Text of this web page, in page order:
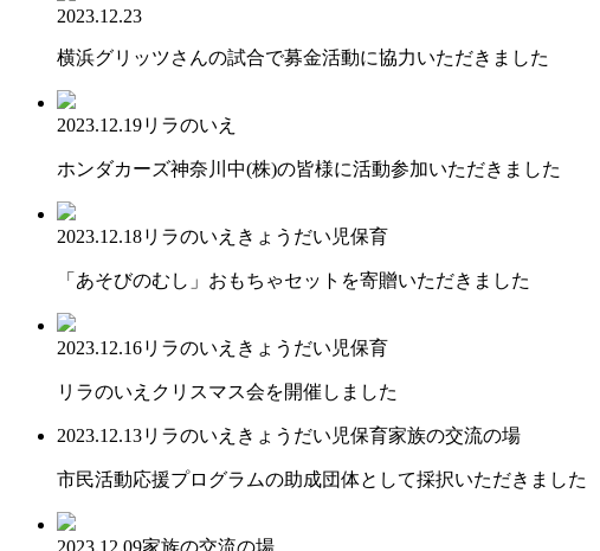
2023.12.23
横浜グリッツさんの試合で募金活動に協力いただきました
2023.12.19リラのいえ
ホンダカーズ神奈川中(株)の皆様に活動参加いただきました
2023.12.18リラのいえ きょうだい児保育
「あそびのむし」おもちゃセットを寄贈いただきました
2023.12.16リラのいえ きょうだい児保育
リラのいえクリスマス会を開催しました
2023.12.13リラのいえ きょうだい児保育家族の交流の場
市民活動応援プログラムの助成団体として採択いただきました
2023.12.09家族の交流の場